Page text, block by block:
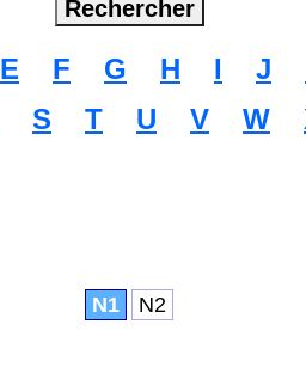
E F G H I J
S T U V W
N1 N2